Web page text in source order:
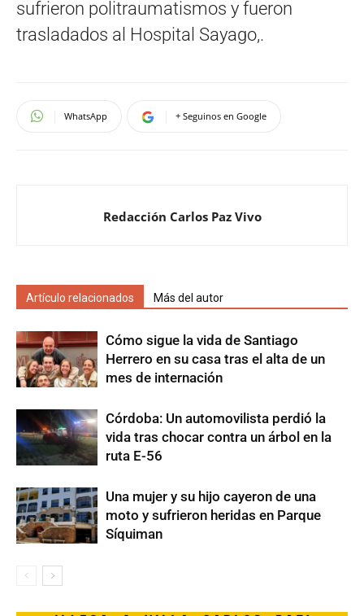
sufrieron politraumatismos y fueron
trasladados al Hospital Sayago,.
WhatsApp + Seguinos en Google
Redacción Carlos Paz Vivo
Artículo relacionados Más del autor
Cómo sigue la vida de Santiago
Herrero en su casa tras el alta de un
mes de internación
Córdoba: Un automovilista perdió la
vida tras chocar contra un árbol en la
ruta E-56
Una mujer y su hijo cayeron de una
moto y sufrieron heridas en Parque
Síquiman